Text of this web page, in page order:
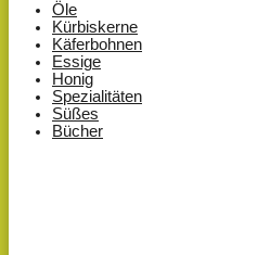
Öle
Kürbiskerne
Käferbohnen
Essige
Honig
Spezialitäten
Süßes
Bücher